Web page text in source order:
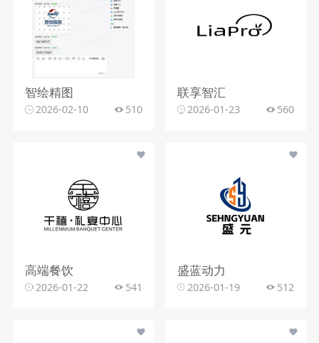
智绘精图
2026-02-10 510
联享智汇
2026-01-23 560
高端餐饮
2026-01-22 541
盛蓝动力
2026-01-19 512